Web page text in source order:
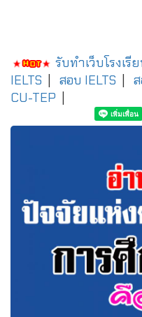
รับทำเว็บโรงเรี
IELTS
สอบ IELTS
CU-TEP